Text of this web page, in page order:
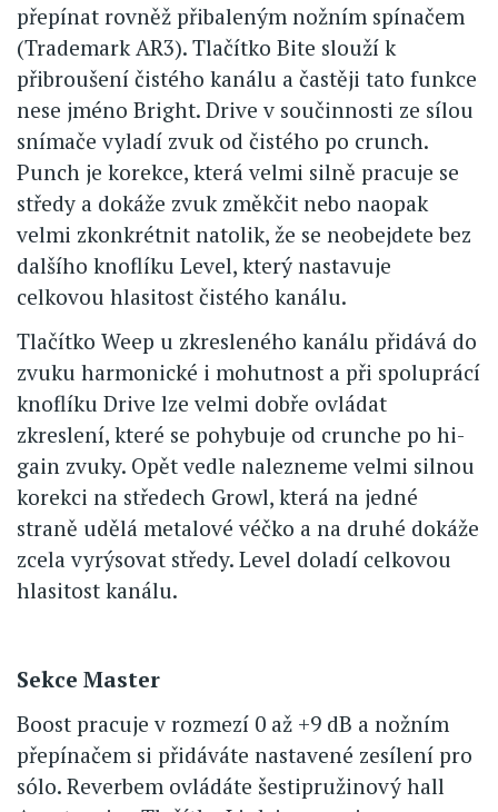
přepínat rovněž přibaleným nožním spínačem
(Trademark AR3). Tlačítko Bite slouží k
přibroušení čistého kanálu a častěji tato funkce
nese jméno Bright. Drive v součinnosti ze sílou
snímače vyladí zvuk od čistého po crunch.
Punch je korekce, která velmi silně pracuje se
středy a dokáže zvuk změkčit nebo naopak
velmi zkonkrétnit natolik, že se neobejdete bez
dalšího knoflíku Level, který nastavuje
celkovou hlasitost čistého kanálu.
Tlačítko Weep u zkresleného kanálu přidává do
zvuku harmonické i mohutnost a při spoluprácí
knoflíku Drive lze velmi dobře ovládat
zkreslení, které se pohybuje od crunche po hi-
gain zvuky. Opět vedle nalezneme velmi silnou
korekci na středech Growl, která na jedné
straně udělá metalové véčko a na druhé dokáže
zcela vyrýsovat středy. Level doladí celkovou
hlasitost kanálu.
Sekce Master
Boost pracuje v rozmezí 0 až +9 dB a nožním
přepínačem si přidáváte nastavené zesílení pro
sólo. Reverbem ovládáte šestipružinový hall